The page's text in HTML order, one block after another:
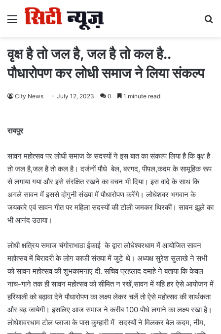
Menu
वृक्ष है तो जल है, जल है तो कल है..
पौधारोपण कर लोधी समाज ने लिया संकल्प
City News July 12, 2023 0 1 minute read
रायपुर
सावन महोत्सव पर लोधी समाज के सदस्यों ने इस बात का संकल्प लिया है कि वृक्ष है
तो जल है,जल है तो कल है। दर्जनों पौधे बेल, बरगद, पीपल,कदम के सामूहिक रूप
से लगाया गया और इसे संरक्षित रखने का वचन भी दिया। इस वादे के साथ कि
अगले सावन में इससे दोगुनी संख्या में पौधारोपण करेंगे। लोधेशवर भगवान के
जयकारे एवं सावन गीत पर महिला सदस्यों की टोली जमकर थिरकीं। सावन झूले का
भी आनंद उठाया।
लोधी क्षत्रिय समाज चंगोराभाठा ईकाई के द्वारा लोधेश्वरधाम में आयोजित सावन
महोत्सव में बिरादरी के लोग काफी संख्या में जुटे थे। अध्यक्ष सुरेश सुलाखे ने सभी
को सावन महोत्सव की शुभकामनाएं दी. सचिव प्रहलाद दमाहे ने बताया कि केवल
नाच-गाने तक ही सावन महोत्सव को सीमित न रखें,सावन में यहि हर ऐसे आयोजन में
हरियाली को बढ़ावा देने पौधारोपण का लक्ष्य लेकर चलें तो ऐसे महोत्सव की सार्थकता
और बढ़ जायेगी। इसलिए आज समाज ने करीब 100 पौधे लगाने का लक्ष्य रखा है।
लोधेशवरधाम टोल प्लाजा के पास कुम्हारी में सदस्यों ने मिलकर बेल कदम, नीम,